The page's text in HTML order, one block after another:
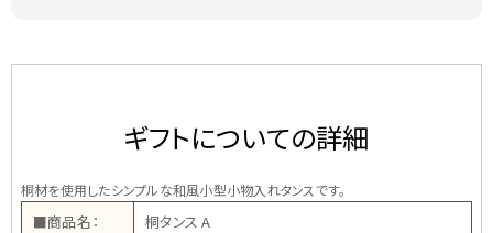
ギフトについての詳細
桐材を使用したシンプルな和風小型小物入れタンスです。
■商品名：
桐タンス A